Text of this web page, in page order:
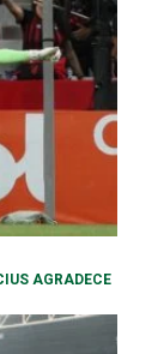
AGRADECE